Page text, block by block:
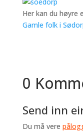
Her kan du høyre
Gamle folk i
0
Send inn
Du må vere